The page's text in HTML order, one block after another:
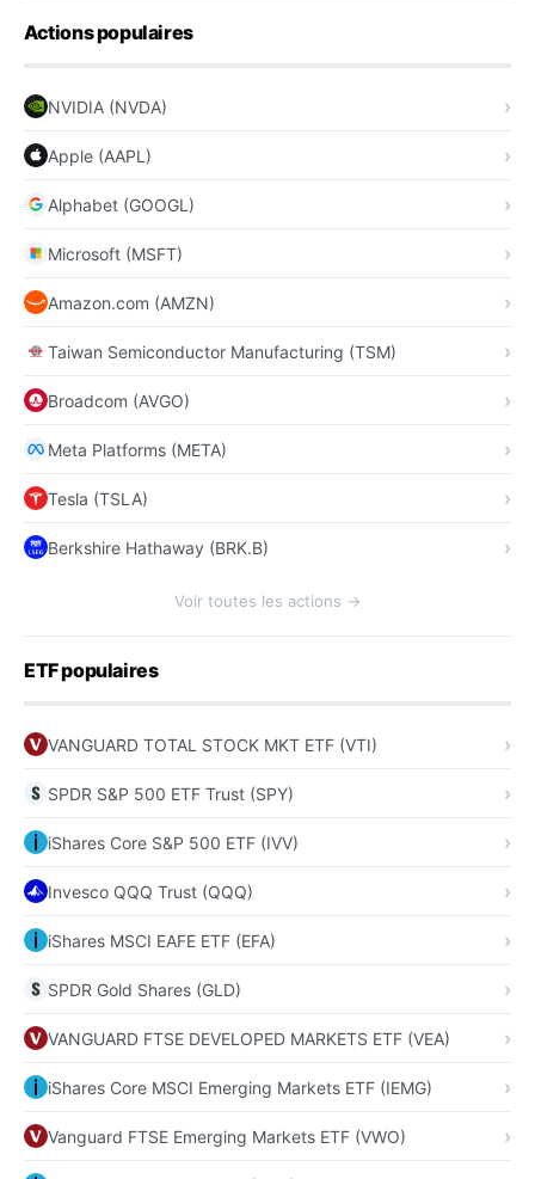
Actions populaires
NVIDIA (NVDA)
Apple (AAPL)
Alphabet (GOOGL)
Microsoft (MSFT)
Amazon.com (AMZN)
Taiwan Semiconductor Manufacturing (TSM)
Broadcom (AVGO)
Meta Platforms (META)
Tesla (TSLA)
Berkshire Hathaway (BRK.B)
Voir toutes les actions →
ETF populaires
VANGUARD TOTAL STOCK MKT ETF (VTI)
SPDR S&P 500 ETF Trust (SPY)
iShares Core S&P 500 ETF (IVV)
Invesco QQQ Trust (QQQ)
iShares MSCI EAFE ETF (EFA)
SPDR Gold Shares (GLD)
VANGUARD FTSE DEVELOPED MARKETS ETF (VEA)
iShares Core MSCI Emerging Markets ETF (IEMG)
Vanguard FTSE Emerging Markets ETF (VWO)